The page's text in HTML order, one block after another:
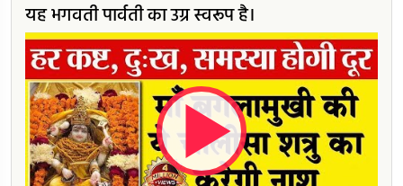
यह भगवती पार्वती का उग्र स्वरूप है।